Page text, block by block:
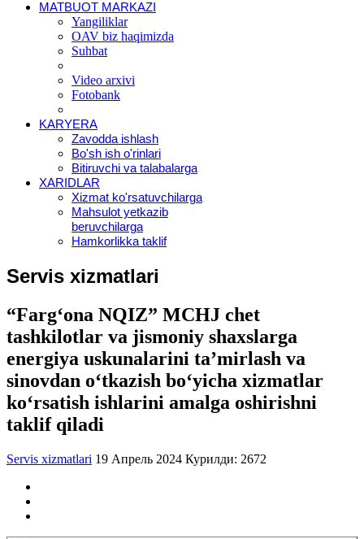
MATBUOT MARKAZI
Yangiliklar
OAV biz haqimizda
Suhbat
Video arxivi
Fotobank
KARYERA
Zavodda ishlash
Bo'sh ish o'rinlari
Bitiruvchi va talabalarga
XARIDLAR
Xizmat ko'rsatuvchilarga
Mahsulot yetkazib
beruvchilarga
Hamkorlikka taklif
Servis xizmatlari
“Farg‘ona NQIZ” MCHJ chet
tashkilotlar va jismoniy shaxslarga
energiya uskunalarini ta’mirlash va
sinovdan o‘tkazish bo‘yicha xizmatlar
ko‘rsatish ishlarini amalga oshirishni
taklif qiladi
Servis xizmatlari 19 Апрель 2024 Курилди: 2672